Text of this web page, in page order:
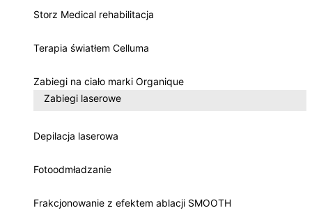
Storz Medical rehabilitacja
Terapia światłem Celluma
Zabiegi na ciało marki Organique
Zabiegi laserowe
Depilacja laserowa
Fotoodmładzanie
Frakcjonowanie z efektem ablacji SMOOTH